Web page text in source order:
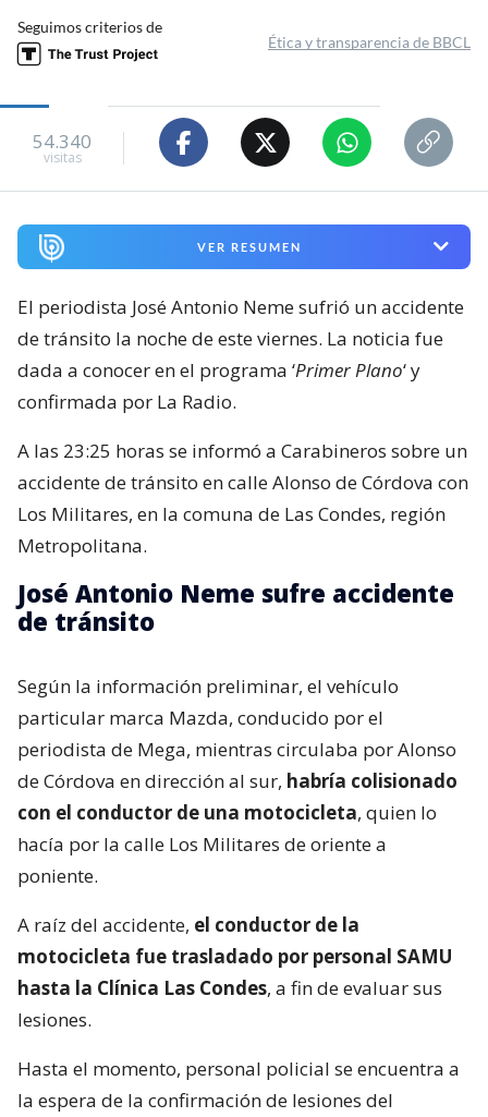
Seguimos criterios de
Ética y transparencia de BBCL
54.340
visitas
VER RESUMEN
El periodista José Antonio Neme sufrió un accidente
de tránsito la noche de este viernes. La noticia fue
dada a conocer en el programa ‘Primer Plano‘ y
confirmada por La Radio.
A las 23:25 horas se informó a Carabineros sobre un
accidente de tránsito en calle Alonso de Córdova con
Los Militares, en la comuna de Las Condes, región
Metropolitana.
José Antonio Neme sufre accidente
de tránsito
Según la información preliminar, el vehículo
particular marca Mazda, conducido por el
periodista de Mega, mientras circulaba por Alonso
de Córdova en dirección al sur, habría colisionado
con el conductor de una motocicleta, quien lo
hacía por la calle Los Militares de oriente a
poniente.
A raíz del accidente, el conductor de la
motocicleta fue trasladado por personal SAMU
hasta la Clínica Las Condes, a fin de evaluar sus
lesiones.
Hasta el momento, personal policial se encuentra a
la espera de la confirmación de lesiones del